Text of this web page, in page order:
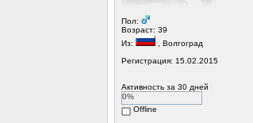
Пол:
Возраст: 39
Из:
, Волгоград
Регистрация: 15.02.2015
Активность за 30 дней
0%
Offline